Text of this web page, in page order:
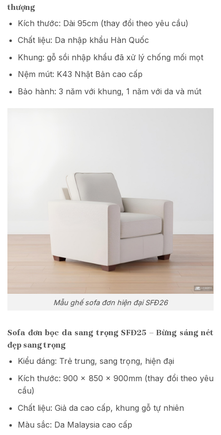
thượng
Kích thước: Dài 95cm (thay đổi theo yêu cầu)
Chất liệu: Da nhập khẩu Hàn Quốc
Khung: gỗ sồi nhập khẩu đã xử lý chống mối mọt
Nệm mút: K43 Nhật Bản cao cấp
Bảo hành: 3 năm với khung, 1 năm với da và mút
Mẫu ghế sofa đơn hiện đại SFĐ26
Sofa đơn bọc da sang trọng SFĐ25 – Bừng sáng nét
đẹp sang trọng
Kiểu dáng: Trẻ trung, sang trọng, hiện đại
Kích thước: 900 x 850 x 900mm (thay đổi theo yêu
cầu)
Chất liệu: Giả da cao cấp, khung gỗ tự nhiên
Màu sắc: Da Malaysia cao cấp